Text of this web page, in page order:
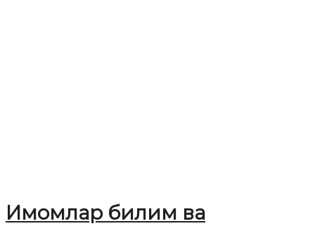
Имомлар билим ва